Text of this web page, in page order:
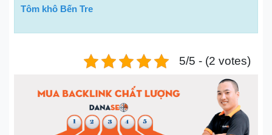
Tôm khô Bến Tre
5/5 - (2 votes)